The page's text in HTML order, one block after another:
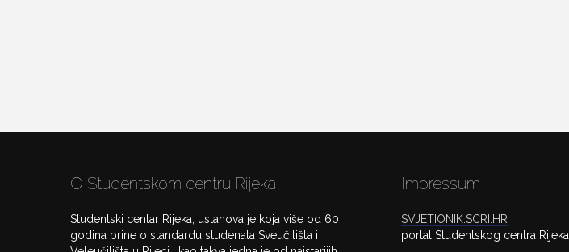
O Studentskom centru Rijeka
Studentski centar Rijeka, ustanova je koja više od 60
godina brine o standardu studenata Sveučilišta i
Impressum
SVJETIONIK.SCRI.HR
portal Studentskog centra Rijeka